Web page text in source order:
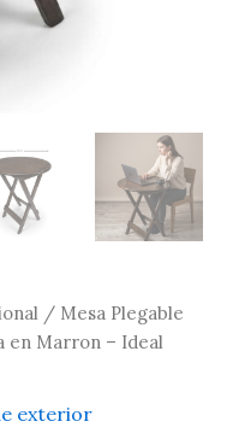
/ Mesa Plegable
en Marron – Ideal
exterior